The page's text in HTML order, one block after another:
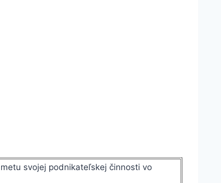
svojej podnikateľskej činnosti vo